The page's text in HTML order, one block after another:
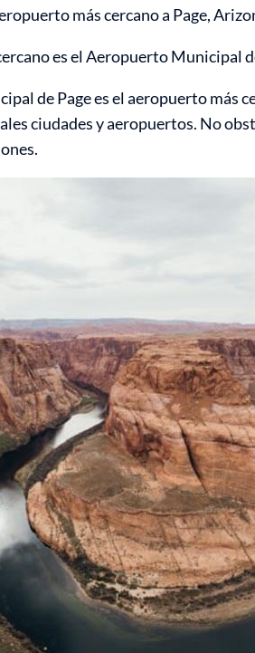
más cercano a Page,
es el Aeropuerto Municipal
de Page es el aeropuerto más
ciudades y aeropuertos. No